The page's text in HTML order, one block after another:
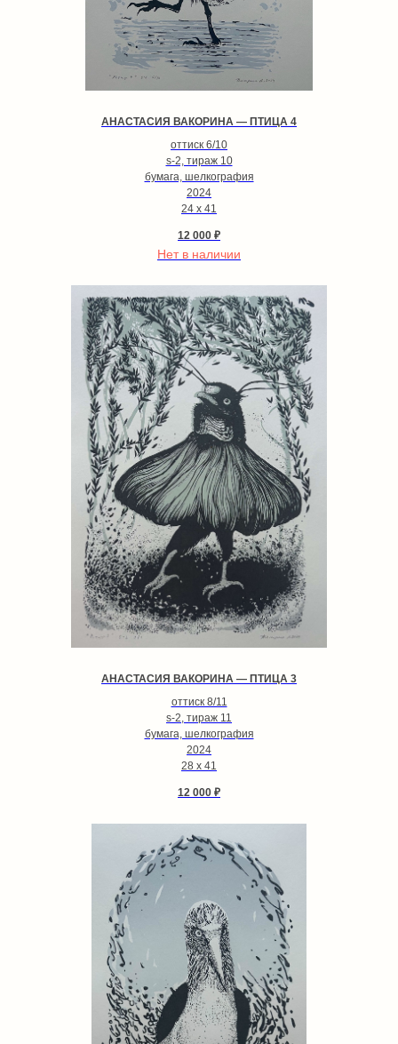
АНАСТАСИЯ ВАКОРИНА — ПТИЦА 4
оттиск 6/10
s-2, тираж 10
бумага, шелкография
2024
24 х 41
12 000 ₽
Нет в наличии
АНАСТАСИЯ ВАКОРИНА — ПТИЦА 3
оттиск 8/11
s-2, тираж 11
бумага, шелкография
2024
28 х 41
12 000 ₽